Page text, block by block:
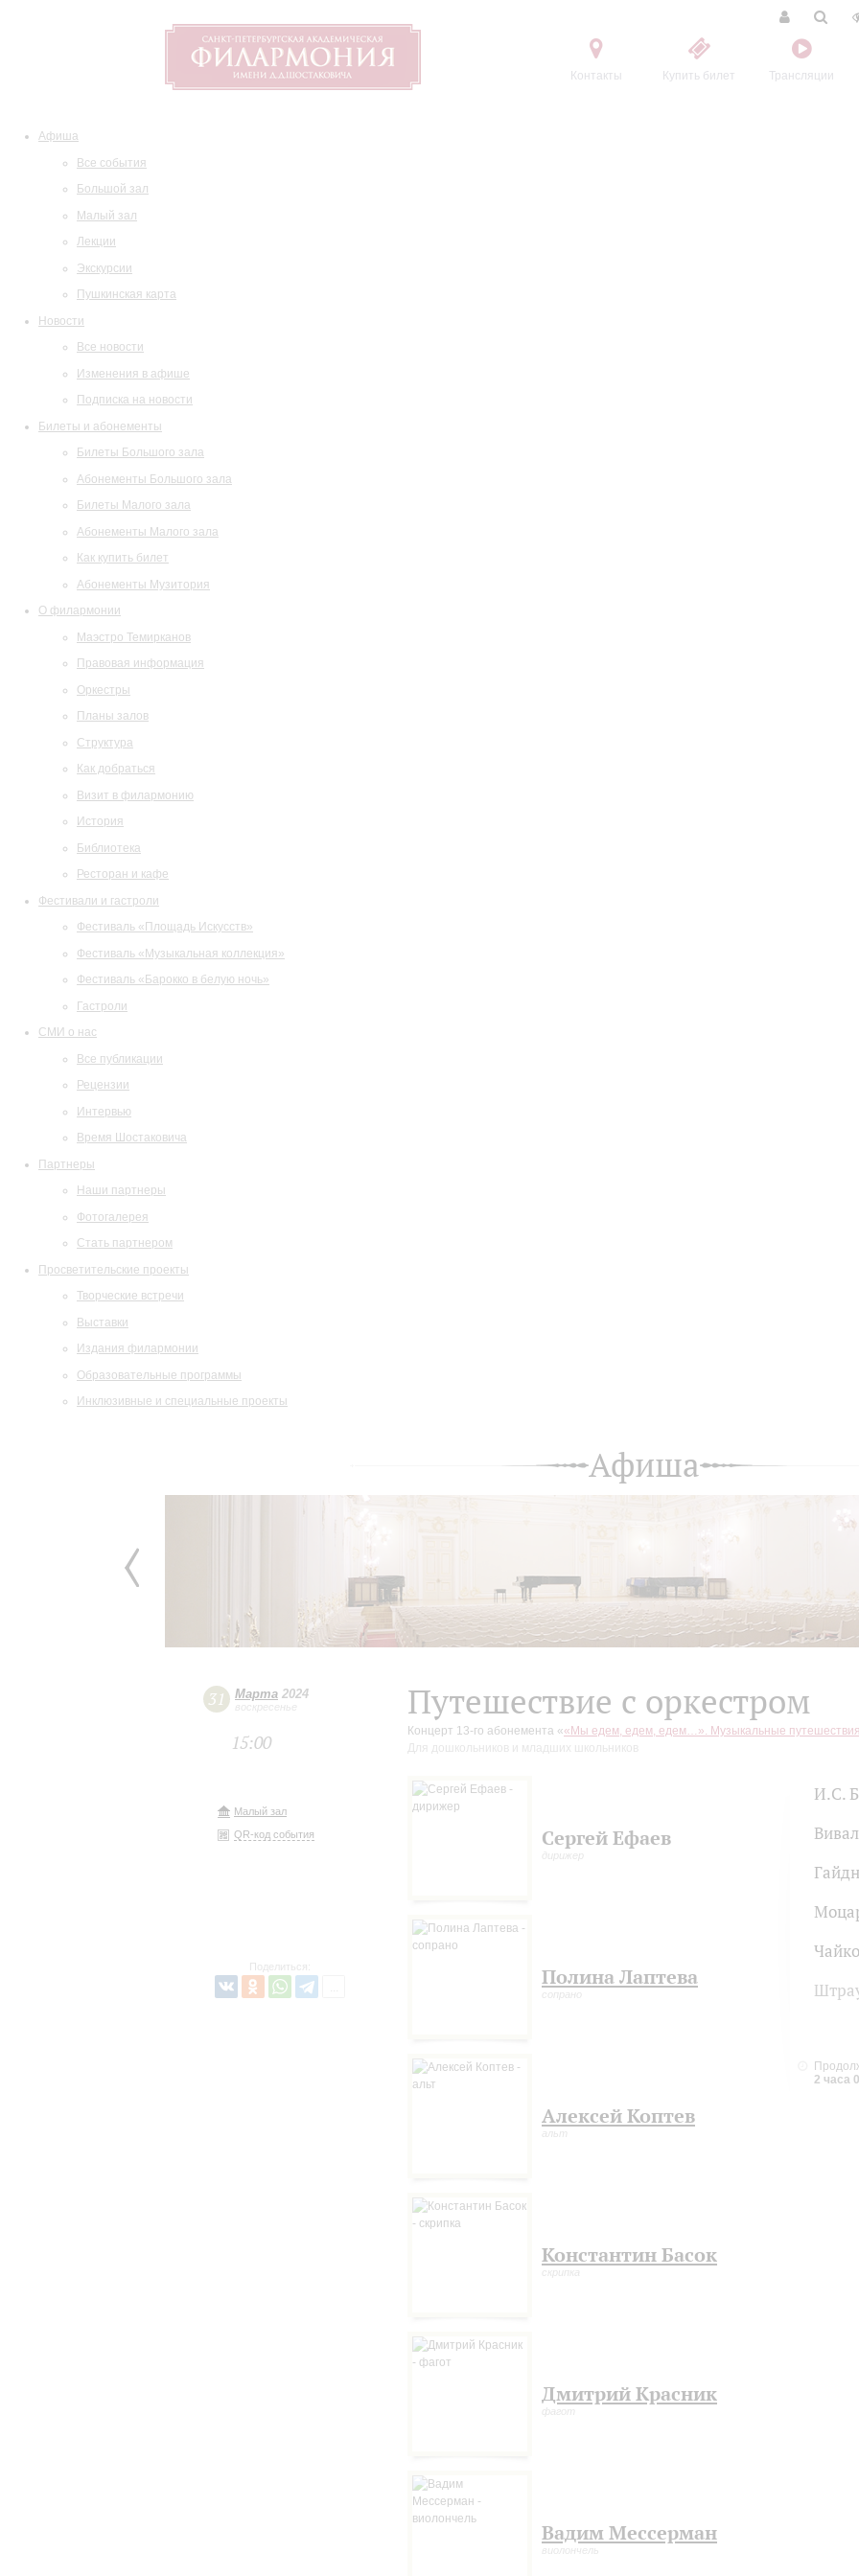
Контакты Купить билет Трансляции
Афиша
Все события
Большой зал
Малый зал
Лекции
Экскурсии
Пушкинская карта
Новости
Все новости
Изменения в афише
Подписка на новости
Билеты и абонементы
Билеты Большого зала
Абонементы Большого зала
Билеты Малого зала
Абонементы Малого зала
Как купить билет
Абонементы Музитория
О филармонии
Маэстро Темирканов
Правовая информация
Оркестры
Планы залов
Структура
Как добраться
Визит в филармонию
История
Библиотека
Ресторан и кафе
Фестивали и гастроли
Фестиваль «Площадь Искусств»
Фестиваль «Музыкальная коллекция»
Фестиваль «Барокко в белую ночь»
Гастроли
СМИ о нас
Все публикации
Рецензии
Интервью
Время Шостаковича
Партнеры
Наши партнеры
Фотогалерея
Стать партнером
Просветительские проекты
Творческие встречи
Выставки
Издания филармонии
Образовательные программы
Инклюзивные и специальные проекты
Афиша
31 Марта 2024
воскресенье
15:00
Малый зал
QR-код события
Поделиться:
Путешествие с оркестром
Концерт 13-го абонемента ««Мы едем, едем, едем…». Музыкальные
Для дошкольников и младших школьников
Сергей Ефаев
дирижер
Полина Лаптева
сопрано
Алексей Коптев
альт
Константин Басок
скрипка
Дмитрий Красник
фагот
Вадим Мессерман
виолончель
И.С.
Гайдн
2 часа